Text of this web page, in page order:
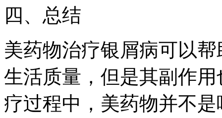
四、总结
美药物治疗银屑病可以
生活质量，但是其副作
疗过程中，美药物并不